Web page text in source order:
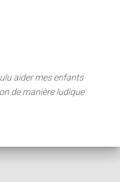
aider mes enfants
de manière ludique